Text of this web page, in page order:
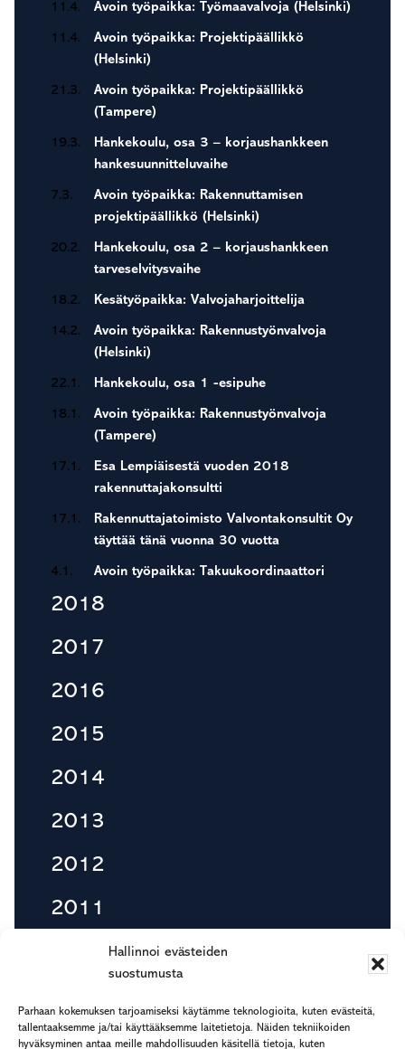
Hallinnoi evästeiden
suostumusta
Parhaan kokemuksen tarjoamiseksi käytämme teknologioita, kuten evästeitä,
tallentaaksemme ja/tai käyttääksemme laitetietoja. Näiden tekniikoiden
hyväksyminen antaa meille mahdollisuuden käsitellä tietoja, kuten
11.4. Avoin työpaikka: Työmaavalvoja (Helsinki)
11.4.
Avoin työpaikka: Projektipäällikkö
(Helsinki)
21.3.
Avoin työpaikka: Projektipäällikkö
(Tampere)
19.3.
Hankekoulu, osa 3 – korjaushankkeen
hankesuunnitteluvaihe
7.3.
Avoin työpaikka: Rakennuttamisen
projektipäällikkö (Helsinki)
20.2.
Hankekoulu, osa 2 – korjaushankkeen
tarveselvitysvaihe
18.2. Kesätyöpaikka: Valvojaharjoittelija
14.2.
Avoin työpaikka: Rakennustyönvalvoja
(Helsinki)
22.1. Hankekoulu, osa 1 -esipuhe
18.1.
Avoin työpaikka: Rakennustyönvalvoja
(Tampere)
17.1.
Esa Lempiäisestä vuoden 2018
rakennuttajakonsultti
17.1.
Rakennuttajatoimisto Valvontakonsultit Oy
täyttää tänä vuonna 30 vuotta
4.1. Avoin työpaikka: Takuukoordinaattori
2018
2017
2016
2015
2014
2013
2012
2011
Footer